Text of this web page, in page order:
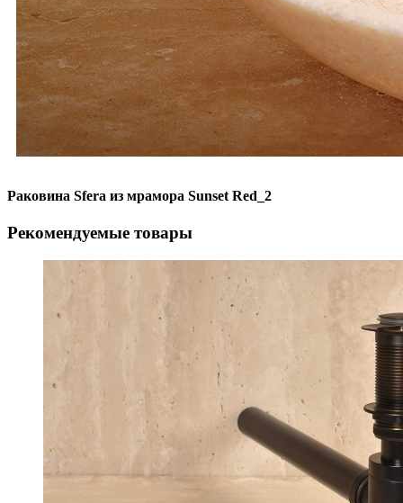
Раковина Sfera из мрамора Sunset Red_2
Рекомендуемые товары